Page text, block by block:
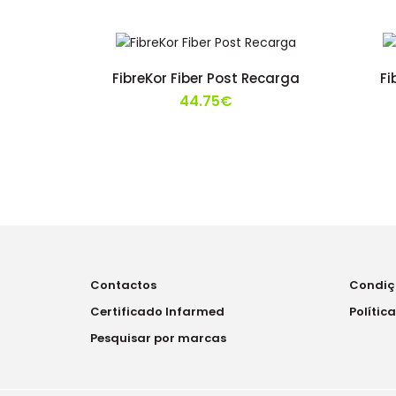
FibreKor Fiber Post Recarga
44.75€
Contactos
Certificado Infarmed
Pesquisar por marcas